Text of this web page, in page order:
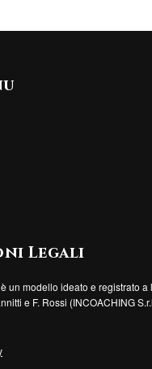
Legali
un modello ideato e registrato a
e F. Rossi (INCOACHING